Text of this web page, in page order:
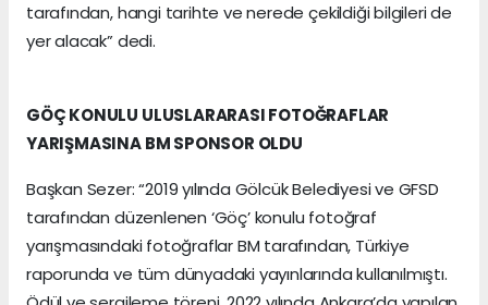
tarafından, hangi tarihte ve nerede çekildiği bilgileri de
yer alacak” dedi.
GÖÇ KONULU ULUSLARARASI FOTOĞRAFLAR
YARIŞMASINA BM SPONSOR OLDU
Başkan Sezer: “2019 yılında Gölcük Belediyesi ve GFSD
tarafından düzenlenen ‘Göç’ konulu fotoğraf
yarışmasındaki fotoğraflar BM tarafından, Türkiye
raporunda ve tüm dünyadaki yayınlarında kullanılmıştı.